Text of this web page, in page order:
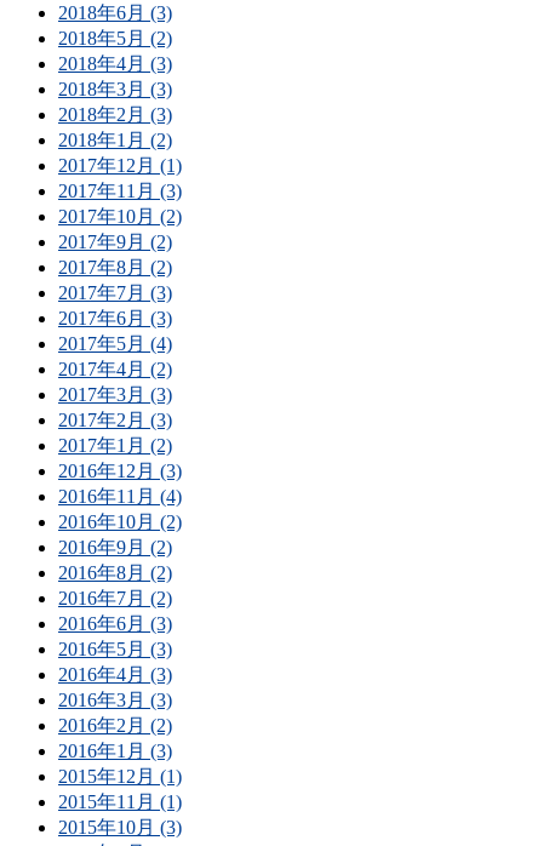
2018年6月 (3)
2018年5月 (2)
2018年4月 (3)
2018年3月 (3)
2018年2月 (3)
2018年1月 (2)
2017年12月 (1)
2017年11月 (3)
2017年10月 (2)
2017年9月 (2)
2017年8月 (2)
2017年7月 (3)
2017年6月 (3)
2017年5月 (4)
2017年4月 (2)
2017年3月 (3)
2017年2月 (3)
2017年1月 (2)
2016年12月 (3)
2016年11月 (4)
2016年10月 (2)
2016年9月 (2)
2016年8月 (2)
2016年7月 (2)
2016年6月 (3)
2016年5月 (3)
2016年4月 (3)
2016年3月 (3)
2016年2月 (2)
2016年1月 (3)
2015年12月 (1)
2015年11月 (1)
2015年10月 (3)